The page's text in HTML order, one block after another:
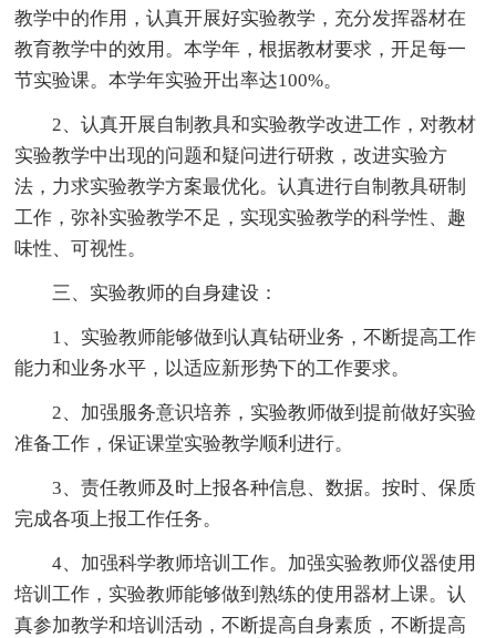
教学中的作用，认真开展好实验教学，充分发挥器材在
教育教学中的效用。本学年，根据教材要求，开足每一
节实验课。本学年实验开出率达100%。
2、认真开展自制教具和实验教学改进工作，对教材
实验教学中出现的问题和疑问进行研救，改进实验方
法，力求实验教学方案最优化。认真进行自制教具研制
工作，弥补实验教学不足，实现实验教学的科学性、趣
味性、可视性。
三、实验教师的自身建设：
1、实验教师能够做到认真钻研业务，不断提高工作
能力和业务水平，以适应新形势下的工作要求。
2、加强服务意识培养，实验教师做到提前做好实验
准备工作，保证课堂实验教学顺利进行。
3、责任教师及时上报各种信息、数据。按时、保质
完成各项上报工作任务。
4、加强科学教师培训工作。加强实验教师仪器使用
培训工作，实验教师能够做到熟练的使用器材上课。认
真参加教学和培训活动，不断提高自身素质，不断提高